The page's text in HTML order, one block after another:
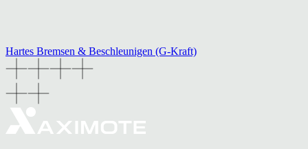
Hartes Bremsen & Beschleunigen (G-Kraft)